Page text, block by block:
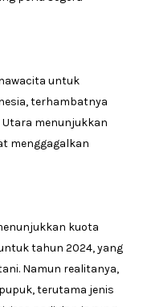
untuk
terhambatnya
menunjukkan
menggagalkan
kuota
tahun 2024, yang
Namun realitanya,
terutama jenis